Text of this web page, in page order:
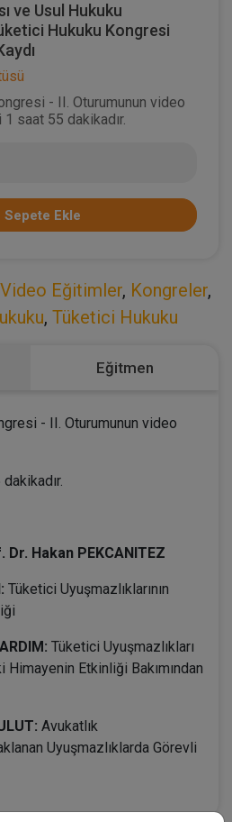
ve Usul Hukuku
Hukuku Kongresi
- II. Oturumunun video
1 saat 55 dakikadır.
Sepete Ekle
Eğitimler, Kongreler,
, Tüketici Hukuku
Eğitmen
- II. Oturumunun video
Dr. Hakan PEKCANITEZ
Tüketici Uyuşmazlıklarının
Tüketici Uyuşmazlıkları
Himayenin Etkinliği Bakımından
Avukatlık
Uyuşmazlıklarda Görevli